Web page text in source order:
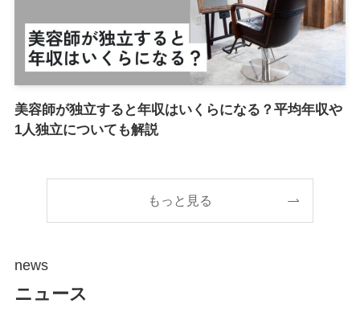
美容師が独立すると年収はいくらになる？平均年収や
1人独立についても解説
もっと見る
news
ニュース